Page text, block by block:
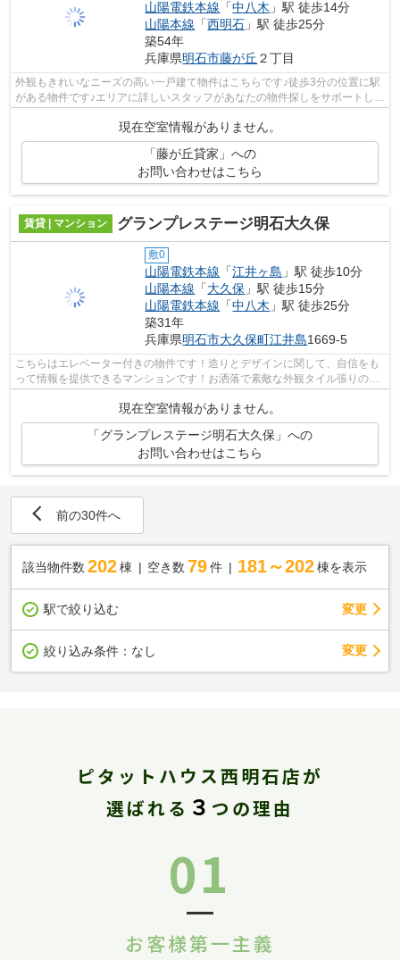
山陽電鉄本線 「中八木 」駅 徒歩14分
山陽本線 「西明石 」駅 徒歩25分
築54年
兵庫県明石市藤が丘 ２丁目
外観もきれいなニーズの高い一戸建て物件はこちらです♪徒歩3分の位置に駅
がある物件です♪エリアに詳しいスタッフがあなたの物件探しをサポートしま
現在空室情報がありません。
「藤が丘貸家」への
お問い合わせはこちら
賃貸 | マンション グランプレステージ明石大久保
敷0
山陽電鉄本線 「江井ヶ島 」駅 徒歩10分
山陽本線 「大久保 」駅 徒歩15分
山陽電鉄本線 「中八木 」駅 徒歩25分
築31年
兵庫県明石市大久保町江井島1669-5
こちらはエレベーター付きの物件です！造りとデザインに関して、自信をも
って情報を提供できるマンションです！お洒落で素敵な外観タイル張りのマ
ンションです！利便性の高い徒歩10分...
現在空室情報がありません。
「グランプレステージ明石大久保」への
お問い合わせはこちら
前の30件へ
該当物件数 202棟 空き数 79 件 181～202 棟を表示
駅で絞り込む 変更
絞り込み条件： なし 変更
ピタットハウス西明石店が
選ばれる ３ つの理由
01
お客様第一主義